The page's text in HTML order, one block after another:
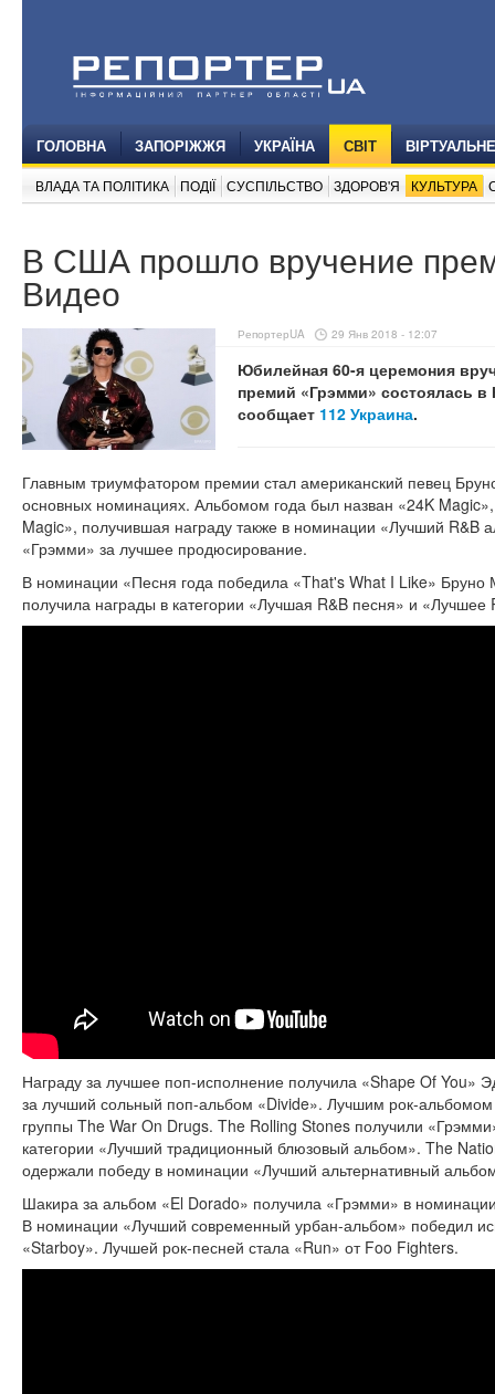
ГОЛОВНА ЗАПОРІЖЖЯ УКРАЇНА СВІТ
ВЛАДА ТА ПОЛІТИКА ПОДІЇ СУСПІЛЬСТВО ЗДОРОВ'Я КУЛЬТУРА
В США прошло вручение
Видео
РепортерUA 29 Янв 2018 - 12:07
Юбилейная 60-я церемония
премий «Грэмми» состоялась
сообщает 112 Украина.
Главным триумфатором премии стал американский певец
основных номинациях. Альбомом года был назван «24K
Magic», получившая награду также в номинации «Лучший R&B
«Грэмми» за лучшее продюсирование.
В номинации «Песня года победила «That's What I Like» Бруно
получила награды в категории «Лучшая R&B песня» и «Лучшее
Награду за лучшее поп-исполнение получила «Shape Of
за лучший сольный поп-альбом «Divide». Лучшим рок-
группы The War On Drugs. The Rolling Stones получили
категории «Лучший традиционный блюзовый альбом». The
одержали победу в номинации «Лучший альтернативный
Шакира за альбом «El Dorado» получила «Грэмми» в
В номинации «Лучший современный урбан-альбом» победил
«Starboy». Лучшей рок-песней стала «Run» от Foo Fighters.